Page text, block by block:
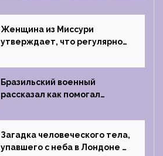
Женщина из Миссури
утверждает, что регулярно
инопланетянами
Бразильский военный
рассказал как помогал
1996 году
Загадка человеческого тела,
упавшего с неба в Лондоне в